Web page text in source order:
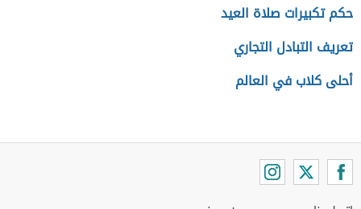
حكم تكبيرات صلاة العيد
تعريف التبادل التجاري
أحلى كلاب في العالم